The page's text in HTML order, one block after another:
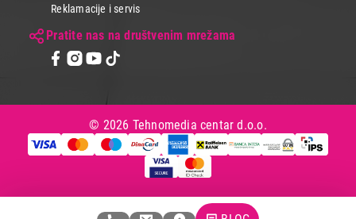
Reklamacije i servis
Pratite nas na društvenim mrežama
© 2026 Tehnomedia centar d.o.o.